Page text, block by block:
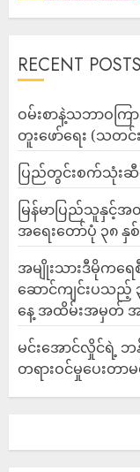
RECENT POSTS
ဝမ်းစာနဲ့သဘာဝကြာ
တူးဖော်ရေး (သတင်း
ပြည်တွင်းစက်သုံး
မြန်မာပြည်သူနှင့်
အရေးတော်ပုံ ၃၈ နှ
အမျိုးသားဒီမိုကရ
ဆောင်ကျင်းပသည့်
နေ့ အထိမ်းအမှတ် အ
မင်းအောင်လှိုင်ရဲ့ ဘ
တရားဝင်မှုပေးတ